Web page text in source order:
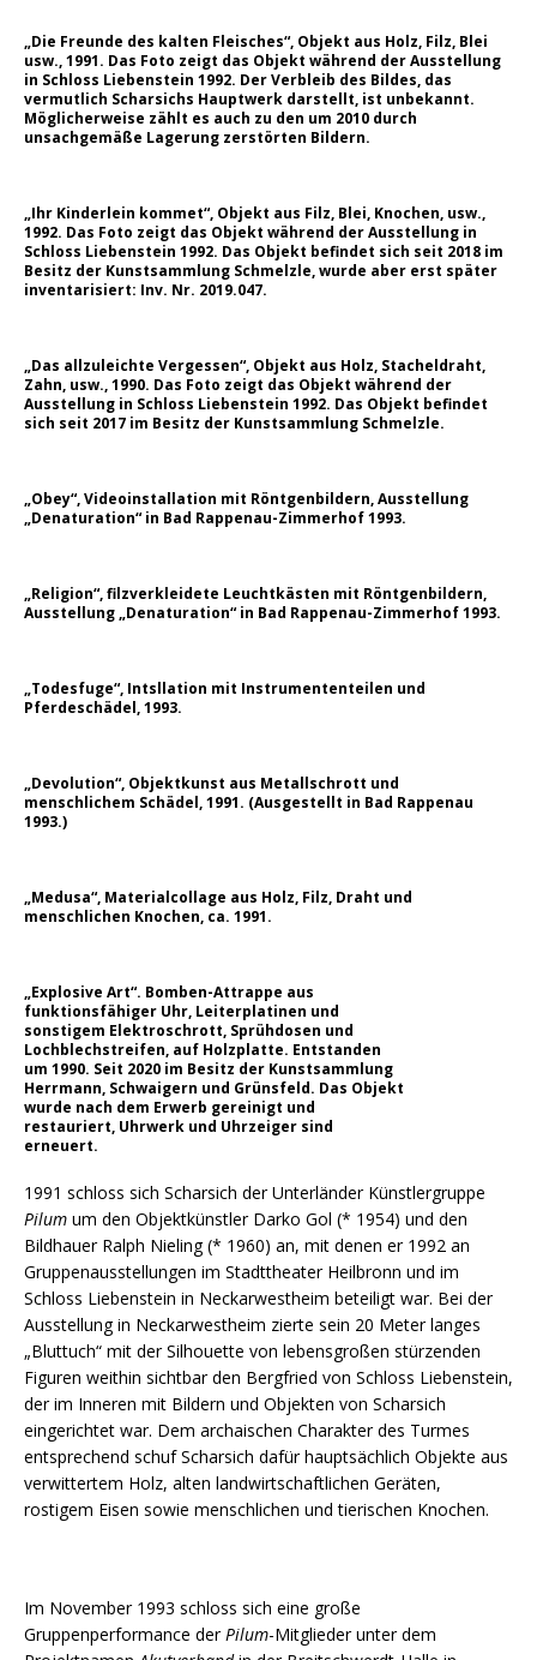
„Die Freunde des kalten Fleisches“, Objekt aus Holz, Filz, Blei
usw., 1991. Das Foto zeigt das Objekt während der Ausstellung
in Schloss Liebenstein 1992. Der Verbleib des Bildes, das
vermutlich Scharsichs Hauptwerk darstellt, ist unbekannt.
Möglicherweise zählt es auch zu den um 2010 durch
unsachgemäße Lagerung zerstörten Bildern.
„Ihr Kinderlein kommet“, Objekt aus Filz, Blei, Knochen, usw.,
1992. Das Foto zeigt das Objekt während der Ausstellung in
Schloss Liebenstein 1992. Das Objekt befindet sich seit 2018 im
Besitz der Kunstsammlung Schmelzle, wurde aber erst später
inventarisiert: Inv. Nr. 2019.047.
„Das allzuleichte Vergessen“, Objekt aus Holz, Stacheldraht,
Zahn, usw., 1990. Das Foto zeigt das Objekt während der
Ausstellung in Schloss Liebenstein 1992. Das Objekt befindet
sich seit 2017 im Besitz der Kunstsammlung Schmelzle.
„Obey“, Videoinstallation mit Röntgenbildern, Ausstellung
„Denaturation“ in Bad Rappenau-Zimmerhof 1993.
„Religion“, filzverkleidete Leuchtkästen mit Röntgenbildern,
Ausstellung „Denaturation“ in Bad Rappenau-Zimmerhof 1993.
„Todesfuge“, Intsllation mit Instrumententeilen und
Pferdeschädel, 1993.
„Devolution“, Objektkunst aus Metallschrott und
menschlichem Schädel, 1991. (Ausgestellt in Bad Rappenau
1993.)
„Medusa“, Materialcollage aus Holz, Filz, Draht und
menschlichen Knochen, ca. 1991.
„Explosive Art“. Bomben-Attrappe aus
funktionsfähiger Uhr, Leiterplatinen und
sonstigem Elektroschrott, Sprühdosen und
Lochblechstreifen, auf Holzplatte. Entstanden
um 1990. Seit 2020 im Besitz der Kunstsammlung
Herrmann, Schwaigern und Grünsfeld. Das Objekt
wurde nach dem Erwerb gereinigt und
restauriert, Uhrwerk und Uhrzeiger sind
erneuert.
1991 schloss sich Scharsich der Unterländer Künstlergruppe
Pilum um den Objektkünstler Darko Gol (* 1954) und den
Bildhauer Ralph Nieling (* 1960) an, mit denen er 1992 an
Gruppenausstellungen im Stadttheater Heilbronn und im
Schloss Liebenstein in Neckarwestheim beteiligt war. Bei der
Ausstellung in Neckarwestheim zierte sein 20 Meter langes
„Bluttuch“ mit der Silhouette von lebensgroßen stürzenden
Figuren weithin sichtbar den Bergfried von Schloss Liebenstein,
der im Inneren mit Bildern und Objekten von Scharsich
eingerichtet war. Dem archaischen Charakter des Turmes
entsprechend schuf Scharsich dafür hauptsächlich Objekte aus
verwittertem Holz, alten landwirtschaftlichen Geräten,
rostigem Eisen sowie menschlichen und tierischen Knochen.
Im November 1993 schloss sich eine große
Gruppenperformance derPilum-Mitglieder unter dem